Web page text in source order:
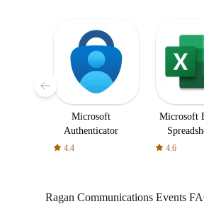
Microsoft
Authenticator
4.4
Microsoft
4.6
Ragan Communications Events